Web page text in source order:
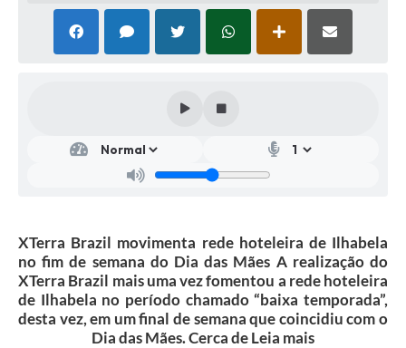
XTerra Brazil movimenta rede hoteleira de Ilhabela
no fim de semana do Dia das Mães A realização do
XTerra Brazil mais uma vez fomentou a rede hoteleira
de Ilhabela no período chamado “baixa temporada”,
desta vez, em um final de semana que coincidiu com o
Dia das Mães. Cerca de Leia mais